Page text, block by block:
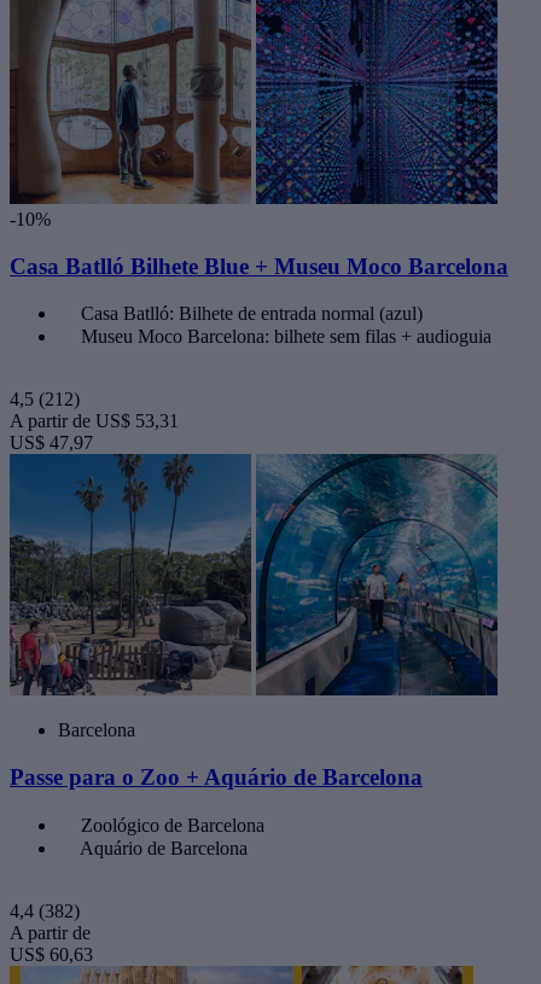
-10%
Casa Batlló Bilhete Blue + Museu Moco Barcelona
Casa Batlló: Bilhete de entrada normal (azul)
Museu Moco Barcelona: bilhete sem filas + audioguia
4,5 (212)
A partir de US$ 53,31
US$ 47,97
Barcelona
Passe para o Zoo + Aquário de Barcelona
Zoológico de Barcelona
Aquário de Barcelona
4,4 (382)
A partir de
US$ 60,63